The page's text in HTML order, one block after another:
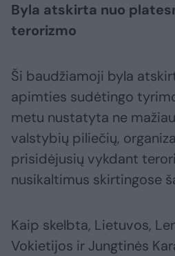
Byla atskirta nuo
terorizmo
Ši baudžiamoji byla
apimties sudėtingo
metu nustatyta ne
valstybių piliečių,
prisidėjusių vykdant
nusikaltimus skirtingose
Kaip skelbta, Lietuvos,
Vokietijos ir Jungtinės